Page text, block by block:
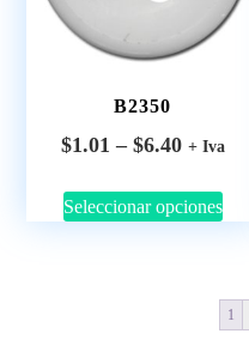
B2350
$1.01 – $6.40 + Iva
Seleccionar opciones
1